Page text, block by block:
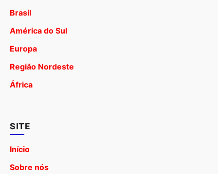
Brasil
América do Sul
Europa
Região Nordeste
África
SITE
Início
Sobre nós